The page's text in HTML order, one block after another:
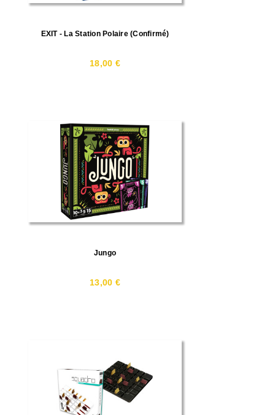
EXIT - La Station Polaire (confirmé)
18,00 €
Jungo
13,00 €